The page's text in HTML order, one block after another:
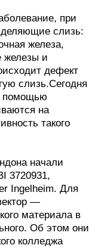
при
слизь:
железа,
железы и
дефект
слизь.Сегодня
помощью
на
такого
начали
3720931,
Ingelheim. Для
—
материала в
Об этом они
колледжа